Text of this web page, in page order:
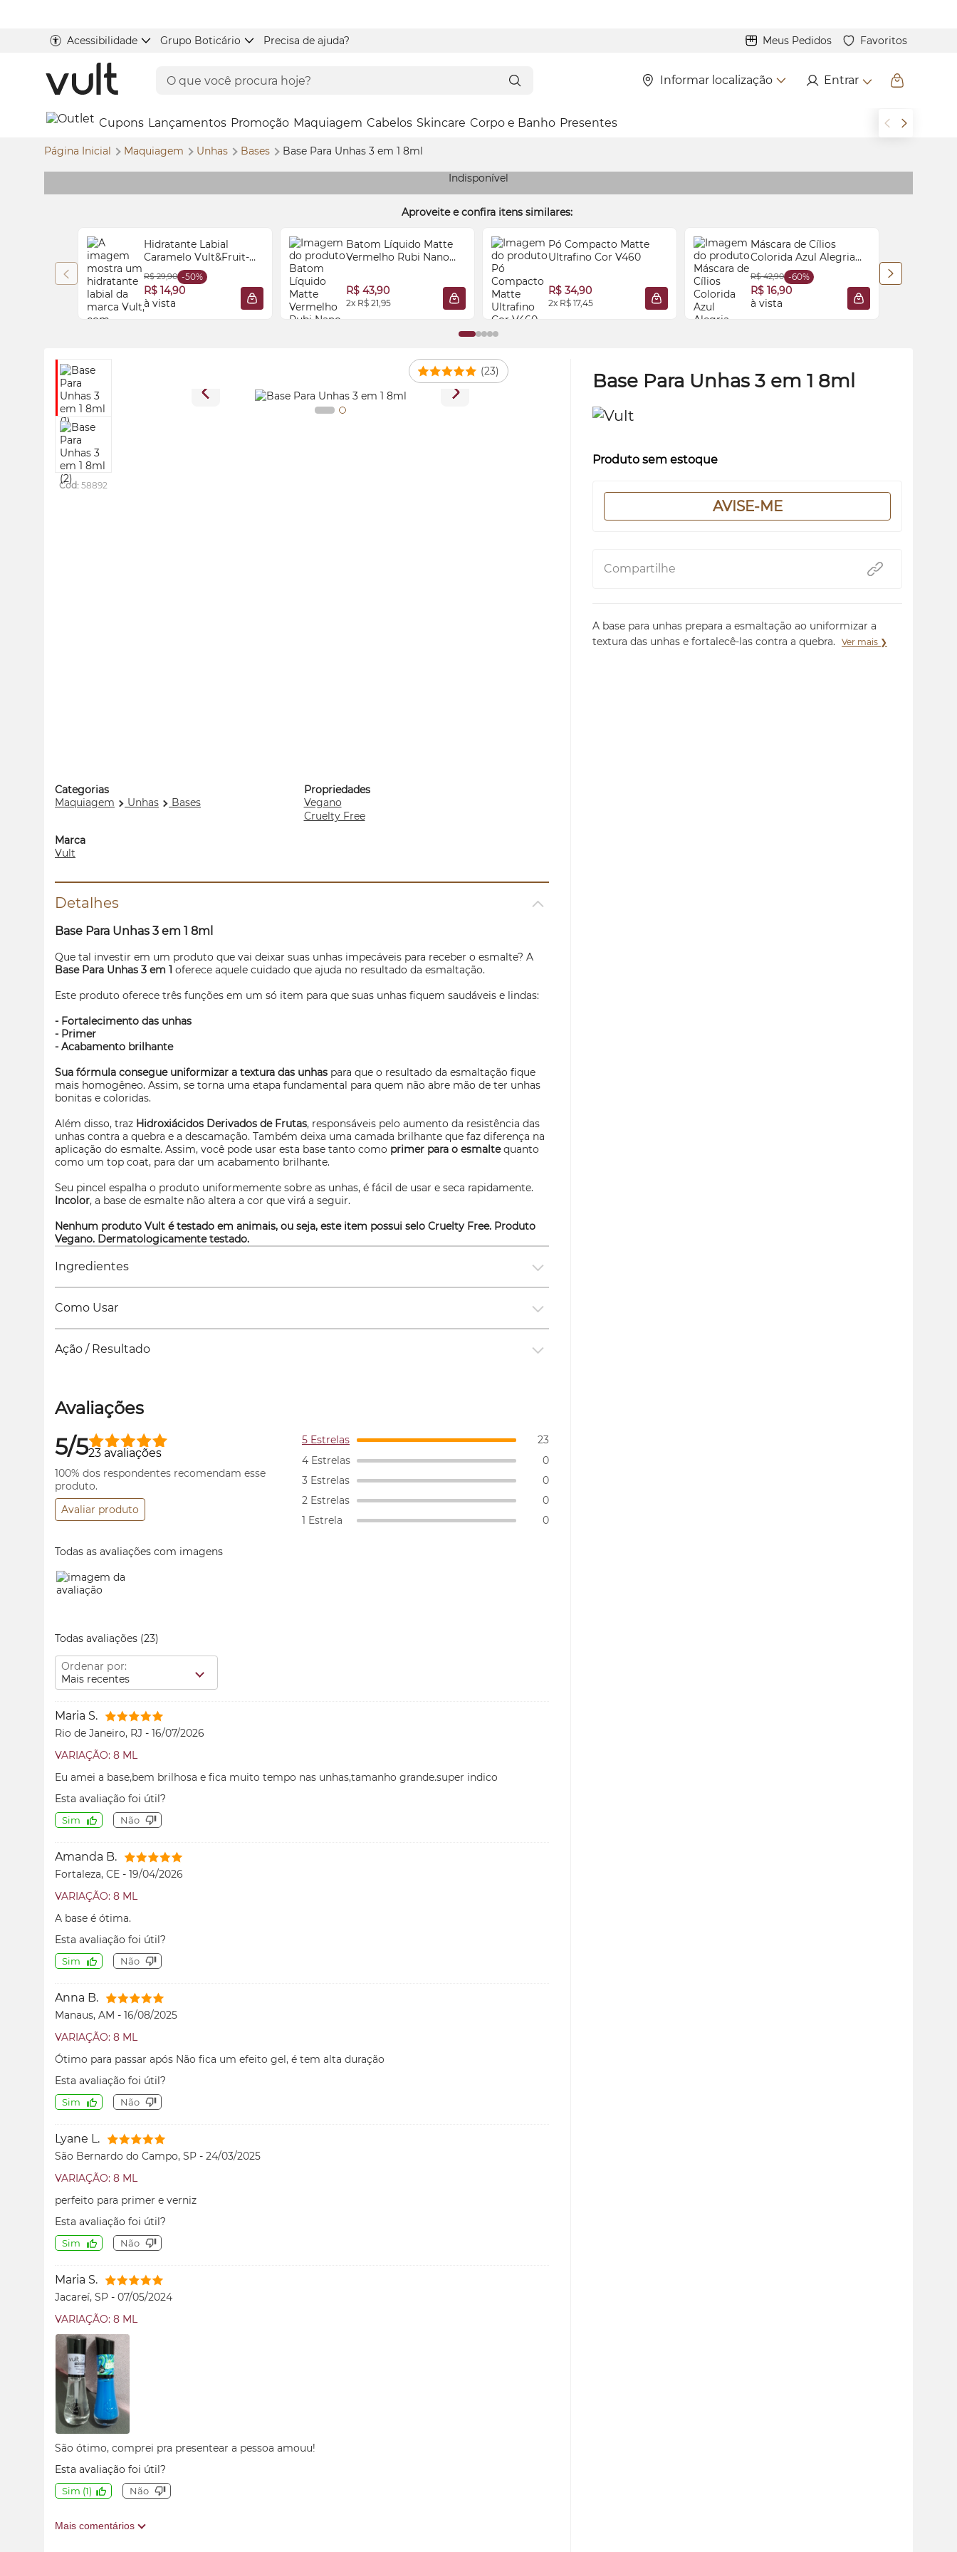
Acessibilidade Grupo Boticário Precisa de ajuda? Meus Pedidos Favoritos
Informar localização Entrar
Cupons Lançamentos Promoção Maquiagem Cabelos Skincare Corpo e Banho Presentes
Página Inicial Maquiagem Unhas Bases Base Para Unhas 3 em 1 8ml
Indisponível
Aproveite e confira itens similares:
Hidratante Labial
Caramelo Vult&Fruit-
tella® 8ml
R$ 29,90 -50%
R$ 14,90
à vista
ADICIONAR À SACOLA
Batom Líquido Matte
Vermelho Rubi Nano
R$ 43,90
2x R$ 21,95 ADICIONAR À SACOLA
Pó Compacto Matte
Ultrafino Cor V460
R$ 34,90
2x R$ 17,45 ADICIONAR À SACOLA
Máscara de Cílios
Colorida Azul Alegria
Vult Colors 8g
R$ 42,90 -60%
R$ 16,90
à vista
ADICIONAR À
Base Para Unhas 3 em 1 8ml
Produto sem estoque
AVISE-ME
Compartilhe
A base para unhas prepara a esmaltação ao uniformizar a
textura das unhas e fortalecê-las contra a quebra.
Ver mais ❯
(23)
Cod: 58892
Categorias
Maquiagem
Unhas Bases
Propriedades
Vegano
Cruelty Free
Marca
Vult
Detalhes
Base Para Unhas 3 em 1 8ml
Que tal investir em um produto que vai deixar suas unhas impecáveis para receber o esmalte? A
Base Para Unhas 3 em 1 oferece aquele cuidado que ajuda no resultado da esmaltação.
Este produto oferece três funções em um só item para que suas unhas fiquem saudáveis e lindas:
- Fortalecimento das unhas
- Primer
- Acabamento brilhante
Sua fórmula consegue uniformizar a textura das unhas para que o resultado da esmaltação fique
mais homogêneo. Assim, se torna uma etapa fundamental para quem não abre mão de ter unhas
bonitas e coloridas.
Além disso, traz Hidroxiácidos Derivados de Frutas, responsáveis pelo aumento da resistência das
unhas contra a quebra e a descamação. Também deixa uma camada brilhante que faz diferença na
aplicação do esmalte. Assim, você pode usar esta base tanto como primer para o esmaltequanto
como um top coat, para dar um acabamento brilhante.
Seu pincel espalha o produto uniformemente sobre as unhas, é fácil de usar e seca rapidamente.
Incolor, a base de esmalte não altera a cor que virá a seguir.
Nenhum produto Vult é testado em animais, ou seja, este item possui selo Cruelty Free. Produto
Vegano. Dermatologicamente testado.
Ingredientes
Como Usar
Ação / Resultado
Avaliações
5/523 avaliações
100% dos respondentes recomendam esse
produto.
Avaliar produto
5 Estrelas
23
4 Estrelas
0
3 Estrelas
0
2 Estrelas
0
1 Estrela
0
Todas as avaliações com imagens
Todas avaliações (23)
Ordenar por:
Mais recentes
Maria S.
Rio de Janeiro, RJ - 16/07/2026
VARIAÇÃO: 8 ML
Eu amei a base,bem brilhosa e fica muito tempo nas unhas,tamanho grande.super indico
Esta avaliação foi útil?
Sim Não
Amanda B.
Fortaleza, CE - 19/04/2026
VARIAÇÃO: 8 ML
A base é ótima.
Esta avaliação foi útil?
Sim Não
Anna B.
Manaus, AM - 16/08/2025
VARIAÇÃO: 8 ML
Ótimo para passar após Não fica um efeito gel, é tem alta duração
Esta avaliação foi útil?
Sim Não
Lyane L.
São Bernardo do Campo, SP - 24/03/2025
VARIAÇÃO: 8 ML
perfeito para primer e verniz
Esta avaliação foi útil?
Sim Não
Maria S.
Jacareí, SP - 07/05/2024
VARIAÇÃO: 8 ML
São ótimo, comprei pra presentear a pessoa amouu!
Esta avaliação foi útil?
Sim (1) Não
Mais comentários